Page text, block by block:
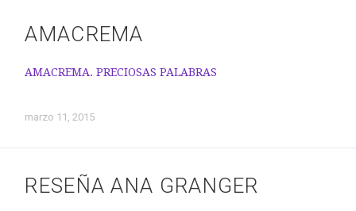
AMACREMA
AMACREMA. PRECIOSAS PALABRAS
marzo 11, 2015
RESEÑA ANA GRANGER